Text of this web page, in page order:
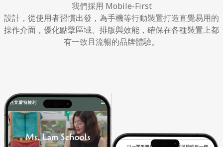
我們採用 Mobile-First
設計，從使用者習慣出發，為手機等行動裝置打造直覺易用的
操作介面，優化點擊區域、排版與效能，確保在各種裝置上都
有一致且流暢的品牌體驗。